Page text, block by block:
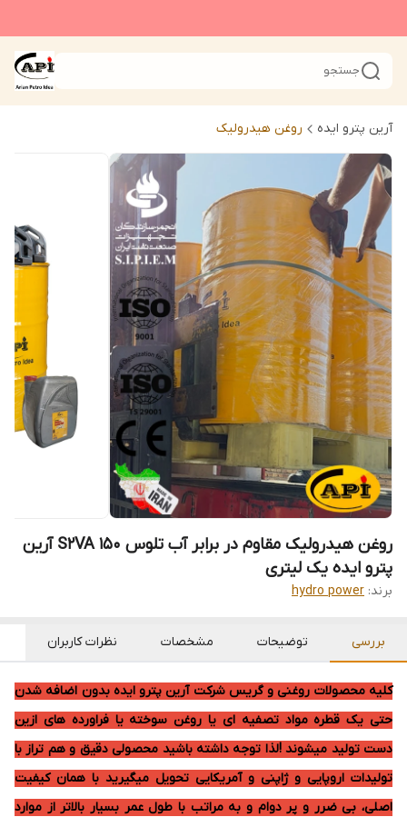
جستجو
آرین پترو ایده روغن هیدرولیک
روغن هیدرولیک مقاوم در برابر آب تلوس S2VA 150 آرین
پترو ایده یک لیتری
برند: hydro power
بررسی توضیحات مشخصات نظرات کاربران
کلیه محصولات روغنی و گریس شرکت آرین پترو ایده بدون اضافه شدن
حتی یک قطره مواد تصفیه ای یا روغن سوخته یا فراورده های ازین
دست تولید میشوند !لذا توجه داشته باشید محصولی دقیق و هم تراز با
تولیدات اروپایی و ژاپنی و آمریکایی تحویل میگیرید با همان کیفیت
اصلی، بی ضرر و پر دوام و به مراتب با طول عمر بسیار بالاتر از موارد